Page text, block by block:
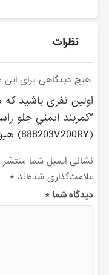
نظرات
هیچ دیدگاهی برای
اولین نفری باشید
“كمربند ايمني
(888203V200RY) هیوندای”
نشانی ایمیل شما
علامت‌گذاری شده‌اند *
دیدگاه شما*